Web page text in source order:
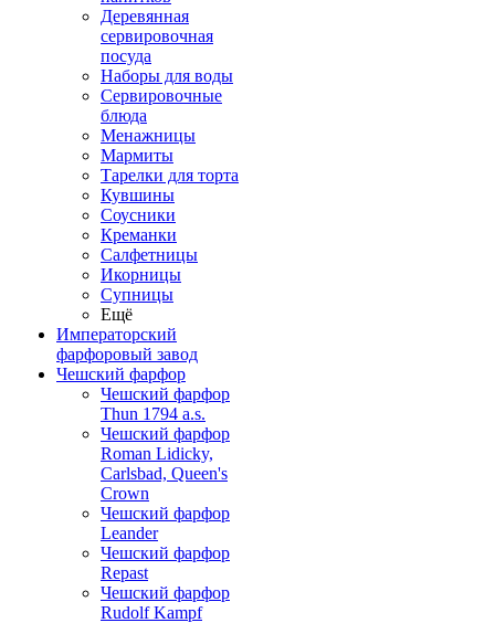
Деревянная
сервировочная
посуда
Наборы для воды
Сервировочные
блюда
Менажницы
Мармиты
Тарелки для торта
Кувшины
Соусники
Креманки
Салфетницы
Икорницы
Супницы
Ещё
Императорский
фарфоровый завод
Чешский фарфор
Чешский фарфор
Thun 1794 a.s.
Чешский фарфор
Roman Lidicky,
Carlsbad, Queen's
Crown
Чешский фарфор
Leander
Чешский фарфор
Repast
Чешский фарфор
Rudolf Kampf